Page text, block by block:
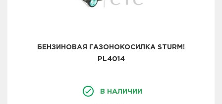
БЕНЗИНОВАЯ ГАЗОНОКОСИЛКА STURM!
PL4014
В НАЛИЧИИ